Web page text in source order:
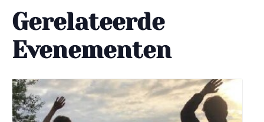
Gerelateerde
Evenementen